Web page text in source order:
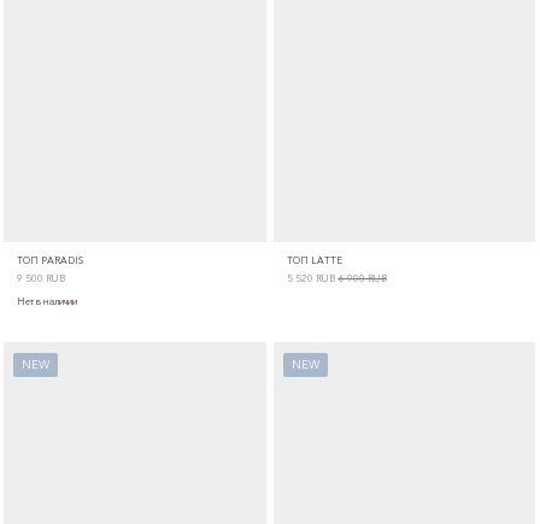
ТОП PARADIS
9 500 RUB
Нет в наличии
ТОП LATTE
5 520 RUB 6 900RUB
NEW NEW